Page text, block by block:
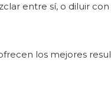
entre sí, o diluir
los mejores